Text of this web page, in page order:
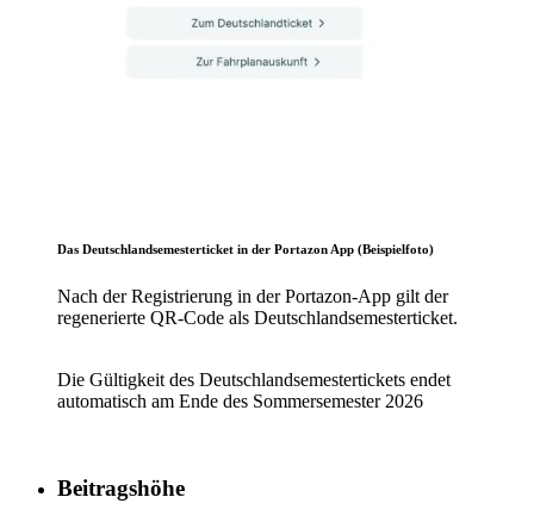
Das Deutschlandsemesterticket in der Portazon App (Beispielfoto)
Nach der Registrierung in der Portazon-App gilt der
regenerierte QR-Code als Deutschlandsemesterticket.
Die Gültigkeit des Deutschlandsemestertickets endet
automatisch am Ende des Sommersemester 2026
Beitragshöhe